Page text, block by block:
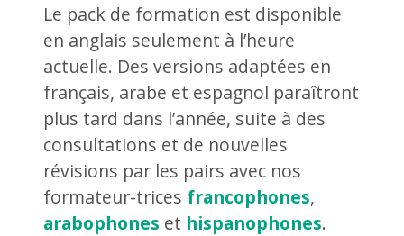
Le pack de formation est disponible
en anglais seulement à l’heure
actuelle. Des versions adaptées en
français, arabe et espagnol paraîtront
plus tard dans l’année, suite à des
consultations et de nouvelles
révisions par les pairs avec nos
formateur-trices francophones,
arabophones et hispanophones.